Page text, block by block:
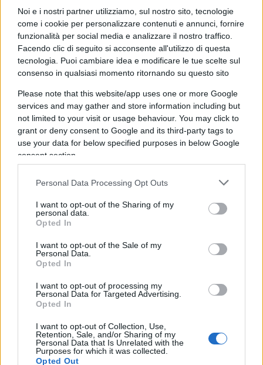
Noi e i nostri partner utilizziamo, sul nostro sito, tecnologie
come i cookie per personalizzare contenuti e annunci, fornire
funzionalità per social media e analizzare il nostro traffico.
Facendo clic di seguito si acconsente all'utilizzo di questa
tecnologia. Puoi cambiare idea e modificare le tue scelte sul
consenso in qualsiasi momento ritornando su questo sito
Please note that this website/app uses one or more Google
services and may gather and store information including but
not limited to your visit or usage behaviour. You may click to
grant or deny consent to Google and its third-party tags to
use your data for below specified purposes in below Google
consent section.
Personal Data Processing Opt Outs
I want to opt-out of the Sharing of my
personal data.
Opted In
I want to opt-out of the Sale of my
Personal Data.
Opted In
I want to opt-out of processing my
Personal Data for Targeted Advertising.
Opted In
I want to opt-out of Collection, Use,
Retention, Sale, and/or Sharing of my
Personal Data that Is Unrelated with the
Purposes for which it was collected.
Opted Out
duecentomila di cui parla il governo, che costano
circa 170 miliardi l’anno, perché a questi va
sommato almeno un altro milione di impiegati del
cosiddetto “para-stato” e cioè di tutta la miriade di
partecipate al 100% a vario titolo da stato,
province, regioni e comuni.
Un buco nero – spesso totalmente inutile ai
contribuenti ed autoreferenziale. Il costo di questo
assumere a chiamata diretta è perfino di
complicato calcolo, ma immenso. Sono strutture
che fungono, nella grandissima parte dei casi, da
delle loro clientele, Assunzioni a chiamata diretta,
senza concorso, quasi sempre sulla base di
indicazioni provenienti dai partiti politici o dai loro
“ras del territorio”, soprattutto negli enti locali.
Sprechi immondied intoccabili sotto gli occhi di
tutti e su cui nessuno ha il coraggio di intervenire